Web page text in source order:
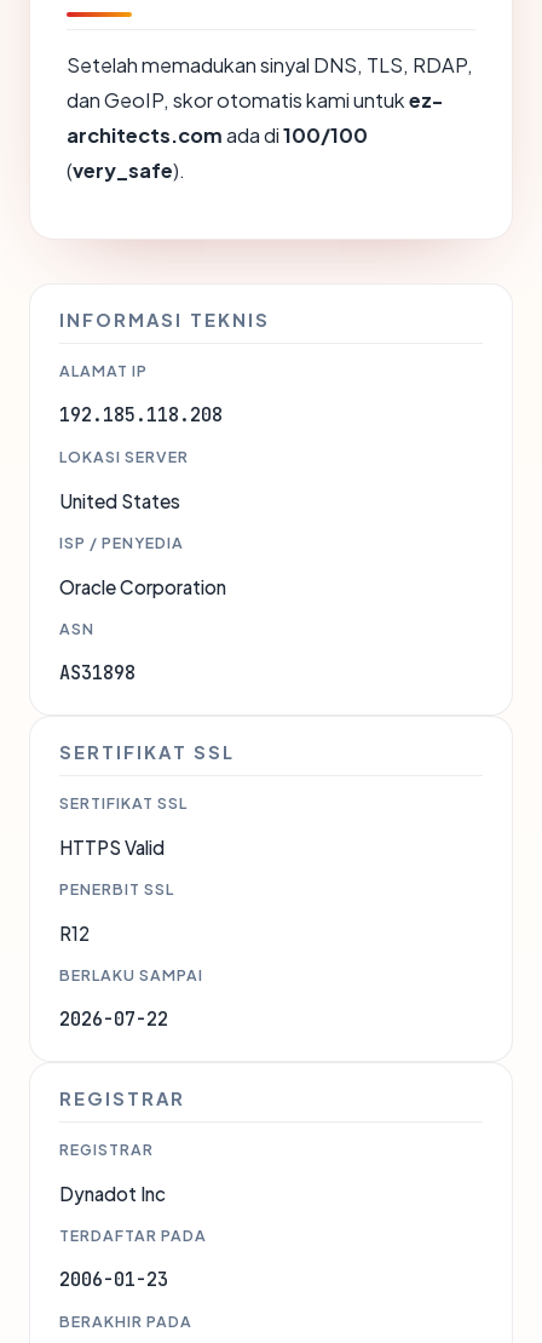
Setelah memadukan sinyal DNS, TLS, RDAP,
dan GeoIP, skor otomatis kami untukez-
architects.comada di100/100
(very_safe).
INFORMASI TEKNIS
ALAMAT IP
192.185.118.208
LOKASI SERVER
United States
ISP / PENYEDIA
Oracle Corporation
ASN
AS31898
SERTIFIKAT SSL
SERTIFIKAT SSL
HTTPS Valid
PENERBIT SSL
R12
BERLAKU SAMPAI
2026-07-22
REGISTRAR
REGISTRAR
Dynadot Inc
TERDAFTAR PADA
2006-01-23
BERAKHIR PADA